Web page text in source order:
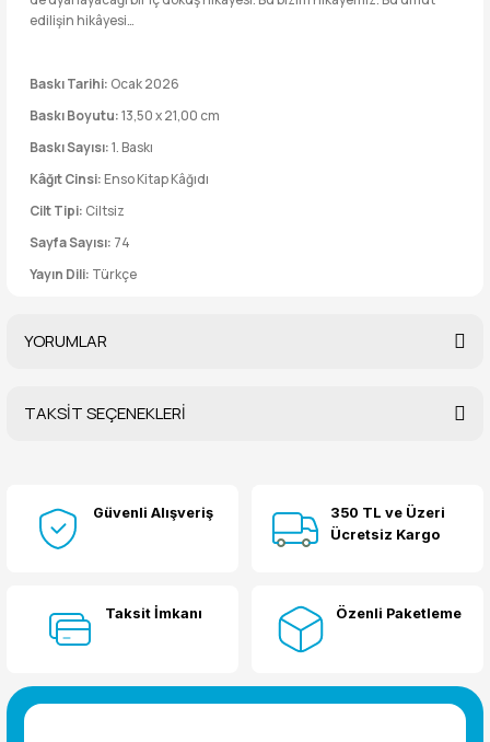
edilişin hikâyesi…
Baskı Tarihi: Ocak 2026
Baskı Boyutu:13,50 x 21,00 cm
Baskı Sayısı:1. Baskı
Kâğıt Cinsi: Enso Kitap Kâğıdı
Cilt Tipi: Ciltsiz
Sayfa Sayısı: 74
Yayın Dili: Türkçe
YORUMLAR
Yorum Yaz
TAKSİT SEÇENEKLERİ
Güvenli Alışveriş
350 TL ve Üzeri
Ücretsiz Kargo
Taksit İmkanı Özenli Paketleme